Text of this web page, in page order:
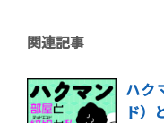
関連記事
ハク
ド）